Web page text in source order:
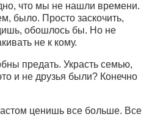
что мы не нашли времени.
было. Просто заскочить,
обошлось бы. Но не
не к кому.
предать. Украсть семью,
и не друзья были? Конечно
ценишь все больше. Все